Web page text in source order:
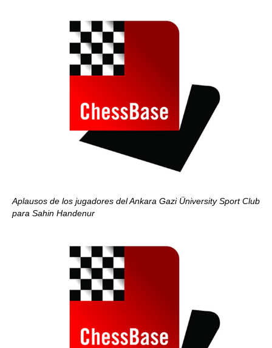
Aplausos de los jugadores del Ankara Gazi Üniversity Sport Club
para Sahin Handenur